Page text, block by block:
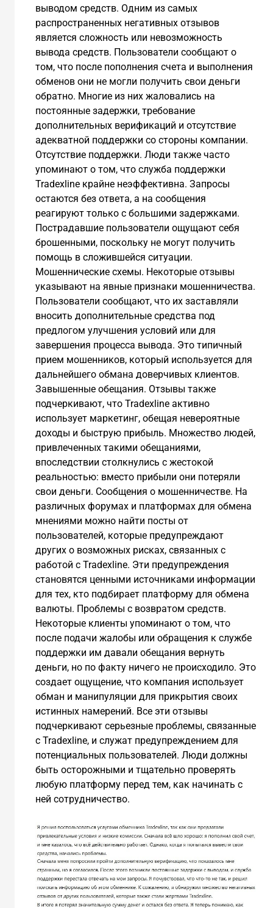
выводом средств. Одним из самых
распространенных негативных отзывов
является сложность или невозможность
вывода средств. Пользователи сообщают о
том, что после пополнения счета и выполнения
обменов они не могли получить свои деньги
обратно. Многие из них жаловались на
постоянные задержки, требование
дополнительных верификаций и отсутствие
адекватной поддержки со стороны компании.
Отсутствие поддержки. Люди также часто
упоминают о том, что служба поддержки
Tradexline крайне неэффективна. Запросы
остаются без ответа, а на сообщения
реагируют только с большими задержками.
Пострадавшие пользователи ощущают себя
брошенными, поскольку не могут получить
помощь в сложившейся ситуации.
Мошеннические схемы. Некоторые отзывы
указывают на явные признаки мошенничества.
Пользователи сообщают, что их заставляли
вносить дополнительные средства под
предлогом улучшения условий или для
завершения процесса вывода. Это типичный
прием мошенников, который используется для
дальнейшего обмана доверчивых клиентов.
Завышенные обещания. Отзывы также
подчеркивают, что Tradexline активно
использует маркетинг, обещая невероятные
доходы и быструю прибыль. Множество людей,
привлеченных такими обещаниями,
впоследствии столкнулись с жестокой
реальностью: вместо прибыли они потеряли
свои деньги. Сообщения о мошенничестве. На
различных форумах и платформах для обмена
мнениями можно найти посты от
пользователей, которые предупреждают
других о возможных рисках, связанных с
работой с Tradexline. Эти предупреждения
становятся ценными источниками информации
для тех, кто подбирает платформу для обмена
валюты. Проблемы с возвратом средств.
Некоторые клиенты упоминают о том, что
после подачи жалобы или обращения к службе
поддержки им давали обещания вернуть
деньги, но по факту ничего не происходило. Это
создает ощущение, что компания использует
обман и манипуляции для прикрытия своих
истинных намерений. Все эти отзывы
подчеркивают серьезные проблемы, связанные
с Tradexline, и служат предупреждением для
потенциальных пользователей. Люди должны
быть осторожными и тщательно проверять
любую платформу перед тем, как начинать с
ней сотрудничество.